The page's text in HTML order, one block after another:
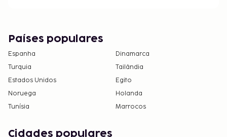
Países populares
Espanha
Dinamarca
Turquia
Tailândia
Estados Unidos
Egito
Noruega
Holanda
Tunísia
Marrocos
Cidades populares